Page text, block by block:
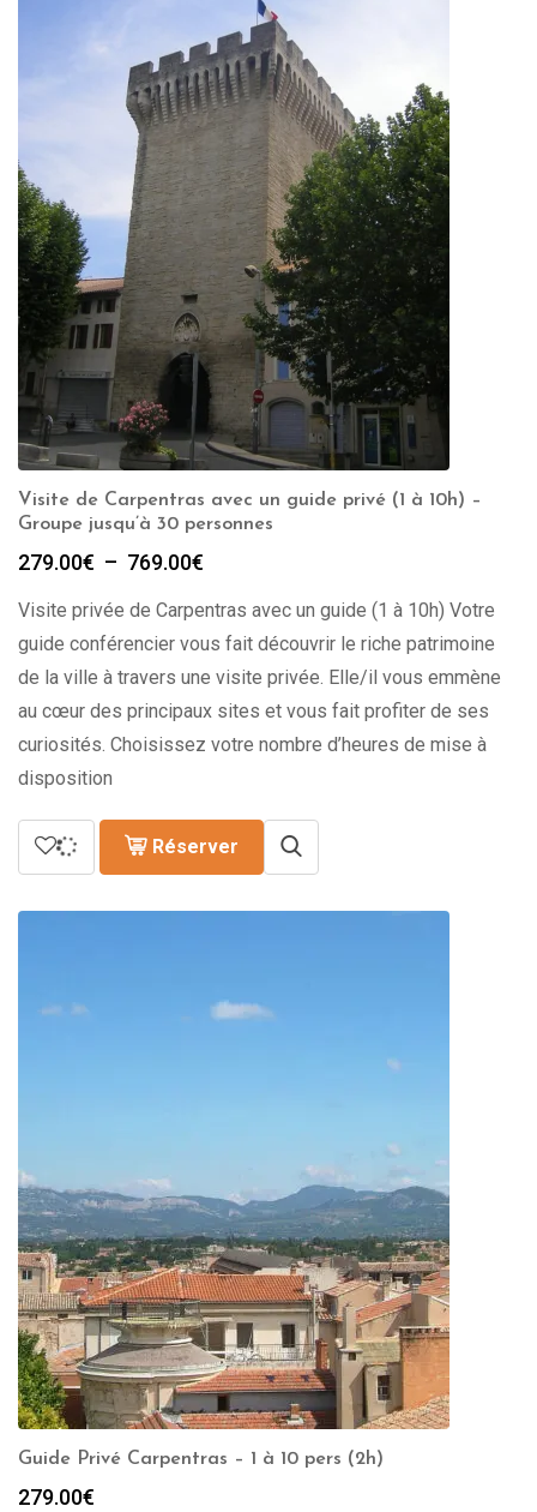
Visite de Carpentras avec un guide privé (1 à 10h) –
Groupe jusqu’à 30 personnes
279.00€ – 769.00€
prix :
279.00€
à
769.00€
Visite privée de Carpentras avec un guide (1 à 10h) Votre
guide conférencier vous fait découvrir le riche patrimoine
de la ville à travers une visite privée. Elle/il vous emmène
au cœur des principaux sites et vous fait profiter de ses
curiosités. Choisissez votre nombre d’heures de mise à
disposition
Réserver
Guide Privé Carpentras – 1 à 10 pers (2h)
279.00€